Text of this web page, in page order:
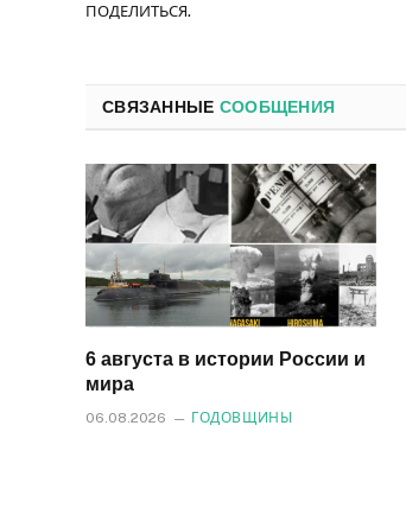
ПОДЕЛИТЬСЯ.
СВЯЗАННЫЕ СООБЩЕНИЯ
6 августа в истории России и
мира
06.08.2026 ГОДОВЩИНЫ